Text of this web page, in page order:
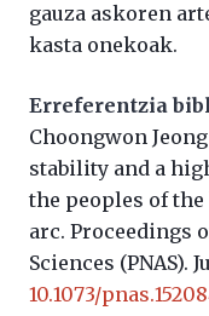
gauza askoren
kasta onekoak.
Erreferentzia
Choongwon
stability and a
the peoples of
arc. Proceedings
Sciences (PNAS).
10.1073/